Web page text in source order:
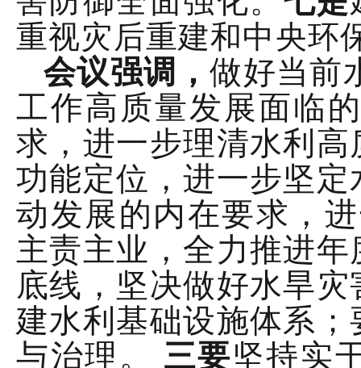
重视灾后重建和中央环
会议强调，做好当前
工作高质量发展面临
求，进一步理清水利
功能定位，进一步坚
动发展的内在要求，
主责主业，全力推进
底线，坚决做好水旱
建水利基础设施体系
与治理。 三要坚持实